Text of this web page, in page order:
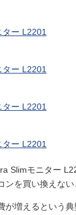
Slimモニター
を買い換えない
が増えるという